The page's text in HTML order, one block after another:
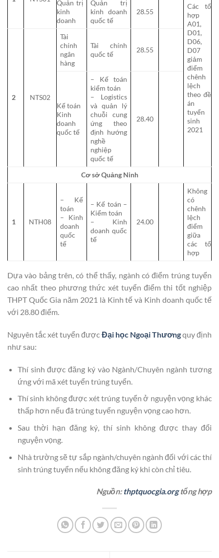
Các tổ
hợp
A01,
D01,
D06,
D07
giảm
điểm
chênh
lệch
theo đề
án
tuyển
sinh
2021
Quản trị
kinh
doanh
Quản trị
kinh doanh
quốc tế
28.55
2 NTS02
Tài
chính
ngân
hàng
Tài chính
quốc tế
28.55
Kế toán
Kinh
doanh
quốc tế
– Kế toán
kiểm toán
– Logistics
và quản lý
chuỗi cung
ứng theo
định hướng
nghề
nghiệp
quốc tế
28.40
Cơ sở Quảng Ninh
1 NTH08
– Kế
toán
– Kinh
doanh
quốc
tế
– Kế toán –
Kiểm toán
– Kinh
doanh quốc
tế
24.00
Không
có
chênh
lệch
điểm
giữa
các tổ
hợp
Dựa vào bảng trên, có thể thấy, ngành có điểm trúng tuyển
cao nhất theo phương thức xét tuyển điểm thi tốt nghiệp
THPT Quốc Gia năm 2021 là Kinh tế và Kinh doanh quốc tế
với 28.80 điểm.
Nguyên tắc xét tuyển được Đại học Ngoại Thươngquy định
như sau:
Thí sinh được đăng ký vào Ngành/Chuyên ngành tương
ứng với mã xét tuyển trúng tuyển.
Thí sinh không được xét trúng tuyển ở nguyện vọng khác
thấp hơn nếu đã trúng tuyển nguyện vọng cao hơn.
Sau thời hạn đăng ký, thí sinh không được thay đổi
nguyện vọng.
Nhà trường sẽ tự sắp ngành/chuyên ngành đối với các thí
sinh trúng tuyển nếu không đăng ký khi còn chỉ tiêu.
Nguồn: thptquocgia.orgtổng hợp